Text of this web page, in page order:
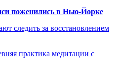
поженились в Нью-Йорке
следить за восстановлением
практика медитации с